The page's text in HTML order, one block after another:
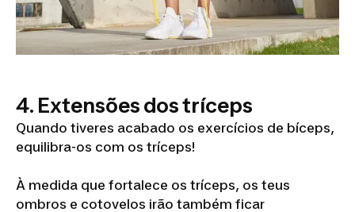
4. Extensões dos tríceps
Quando tiveres acabado os exercícios de bíceps,
equilibra-os com os tríceps!
À medida que fortalece os tríceps, os teus
ombros e cotovelos irão também ficar